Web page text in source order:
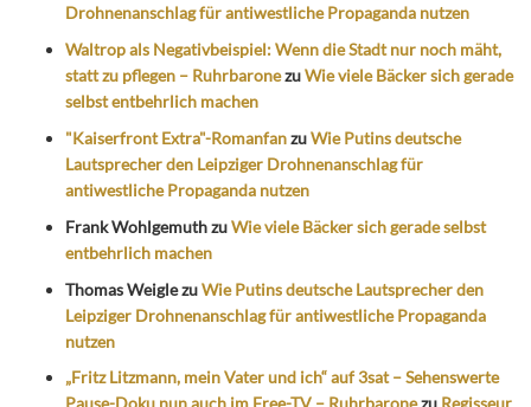
Drohnenanschlag für antiwestliche Propaganda nutzen
Waltrop als Negativbeispiel: Wenn die Stadt nur noch mäht,
statt zu pflegen – RuhrbaronezuWie viele Bäcker sich gerade
selbst entbehrlich machen
"Kaiserfront Extra"-RomanfanzuWie Putins deutsche
Lautsprecher den Leipziger Drohnenanschlag für
antiwestliche Propaganda nutzen
Frank WohlgemuthzuWie viele Bäcker sich gerade selbst
entbehrlich machen
Thomas WeiglezuWie Putins deutsche Lautsprecher den
Leipziger Drohnenanschlag für antiwestliche Propaganda
nutzen
„Fritz Litzmann, mein Vater und ich“ auf 3sat – Sehenswerte